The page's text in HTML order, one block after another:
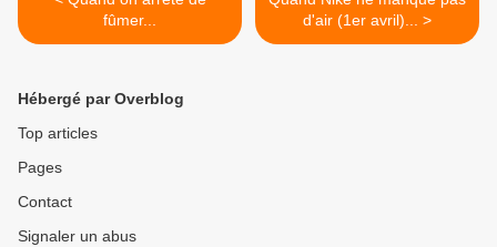
fûmer...
d'air (1er avril)... >
Hébergé par Overblog
Top articles
Pages
Contact
Signaler un abus